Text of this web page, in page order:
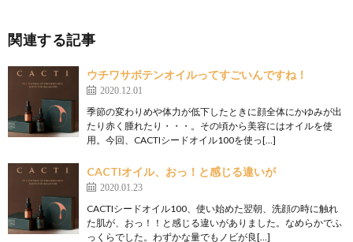
関連する記事
ウチワサボテンオイルってすごいんですね！
2020.12.01
季節の変わりめや体力が低下したときに顔全体にかゆみが出
たり赤く腫れたり・・・。その頃から美容にはオイルを使
用。今回、CACTIシードオイル100を使っ[…]
CACTIオイル、おっ！と感じる違いが
2020.01.23
CACTIシードオイル100、使い始めた翌朝、洗顔の時に触れ
た肌が、おっ！！と感じる違いがありました。なめらかでふ
っくらでした。わずかな量でもノビが良[…]